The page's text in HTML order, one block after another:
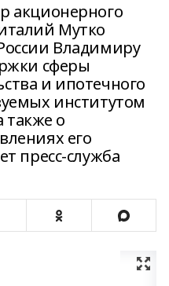
акционерного
Мутко
Владимиру
сферы
и ипотечного
институтом
также о
его
пресс-служба